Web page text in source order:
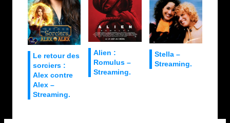
Le retour des
sorciers :
Alex contre
Alex –
Streaming.
Alien :
Romulus –
Streaming.
Stella –
Streaming.